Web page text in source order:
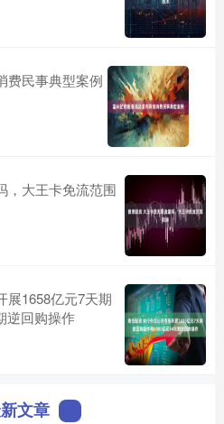
费民事典型案例
，大王卡免流范围
展1658亿元7天期
逆回购操作
文章